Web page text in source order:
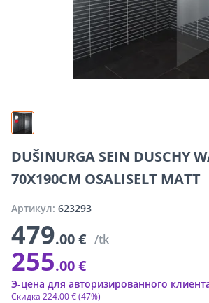
DUŠINURGA SEIN DUSCHY
70X190CM OSALISELT MATT
Артикул: 623293
479.00 € /tk
255.00 €
Скидка 224.00 €(47%)
Э-цена для авторизированного